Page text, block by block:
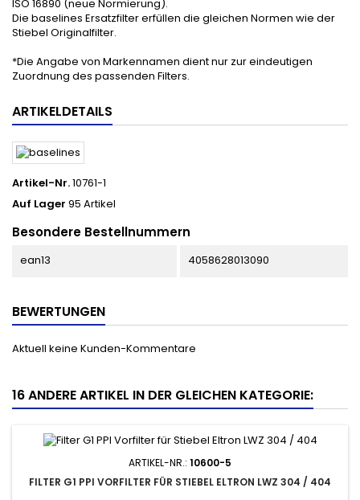
ISO 16890 (neue Normierung).
Die baselines Ersatzfilter erfüllen die gleichen Normen wie der
Stiebel Originalfilter.
*Die Angabe von Markennamen dient nur zur eindeutigen
Zuordnung des passenden Filters.
ARTIKELDETAILS
Artikel-Nr.10761-1
Auf Lager 95 Artikel
Besondere Bestellnummern
ean13 4058628013090
BEWERTUNGEN
Aktuell keine Kunden-Kommentare
16 ANDERE ARTIKEL IN DER GLEICHEN KATEGORIE:
ARTIKEL-NR.: 10600-5
FILTER G1 PPI VORFILTER FÜR STIEBEL ELTRON LWZ 304 / 404